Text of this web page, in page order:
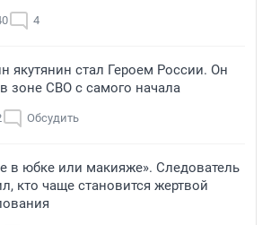
4
якутянин стал Героем России. Он
зоне СВО с самого начала
Обсудить
в юбке или макияже». Следователь
кто чаще становится жертвой